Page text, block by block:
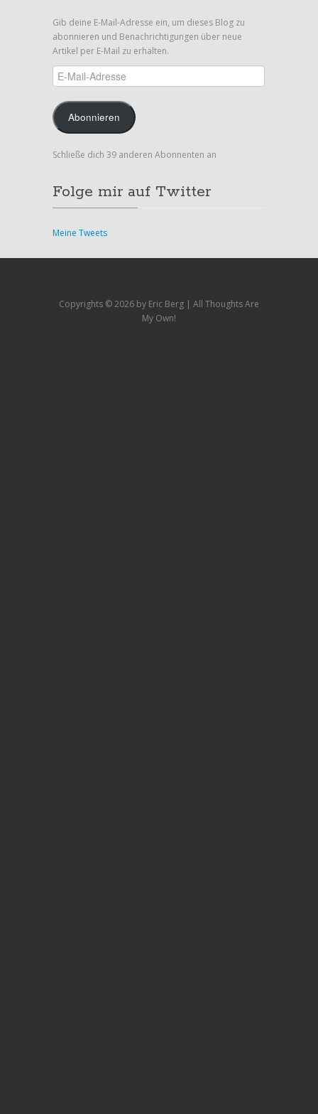
Gib deine E-Mail-Adresse ein, um dieses Blog zu
abonnieren und Benachrichtigungen über neue
Artikel per E-Mail zu erhalten.
E-
Mail-
Adresse
Abonnieren
Schließe dich 39 anderen Abonnenten an
Folge mir auf Twitter
Meine Tweets
Copyrights ©2026 by Eric Berg | All Thoughts Are
My Own!